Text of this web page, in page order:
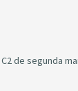
de segunda